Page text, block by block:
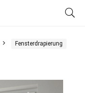
Fensterdrapierung